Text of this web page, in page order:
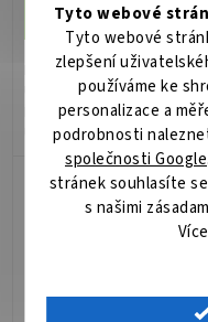
Tyto webové
Tyto webové
zlepšení
používáme ke
personalizace a
podrobnosti
společnosti Google
stránek souhlasíte
s našimi
Do košíku
Flashdisk SanDisk Ultra Luxe
USB-C – vaše data v kapse
Flashdisk SanDisk Ultra Luxe
USB-C kombinuje elegantní
vzhled a vysokou
rychlost, která vám umožní